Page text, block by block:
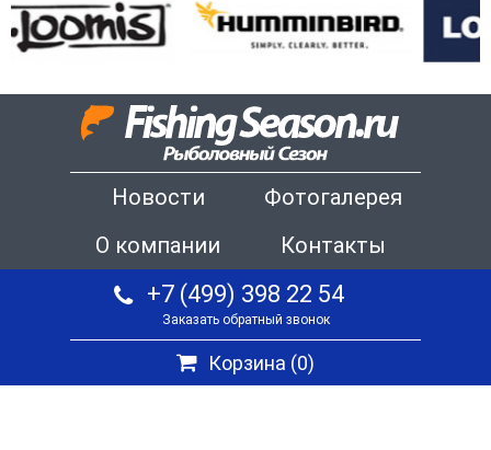
Новости
Фотогалерея
О компании
Контакты
+7 (499) 398 22 54
Заказать обратный звонок
Корзина (0)